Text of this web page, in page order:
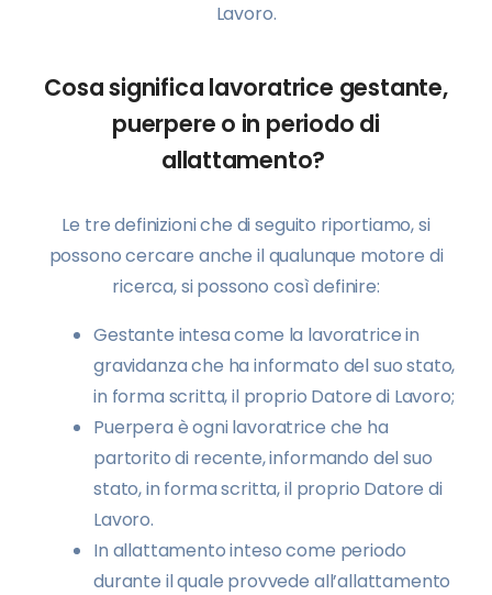
Lavoro.
Cosa significa lavoratrice gestante,
puerpere o in periodo di
allattamento?
Le tre definizioni che di seguito riportiamo, si
possono cercare anche il qualunque motore di
ricerca, si possono così definire:
Gestante intesa come la lavoratrice in
gravidanza che ha informato del suo stato,
in forma scritta, il proprio Datore di Lavoro;
Puerpera è ogni lavoratrice che ha
partorito di recente, informando del suo
stato, in forma scritta, il proprio Datore di
Lavoro.
In allattamento inteso come periodo
durante il quale provvede all’allattamento